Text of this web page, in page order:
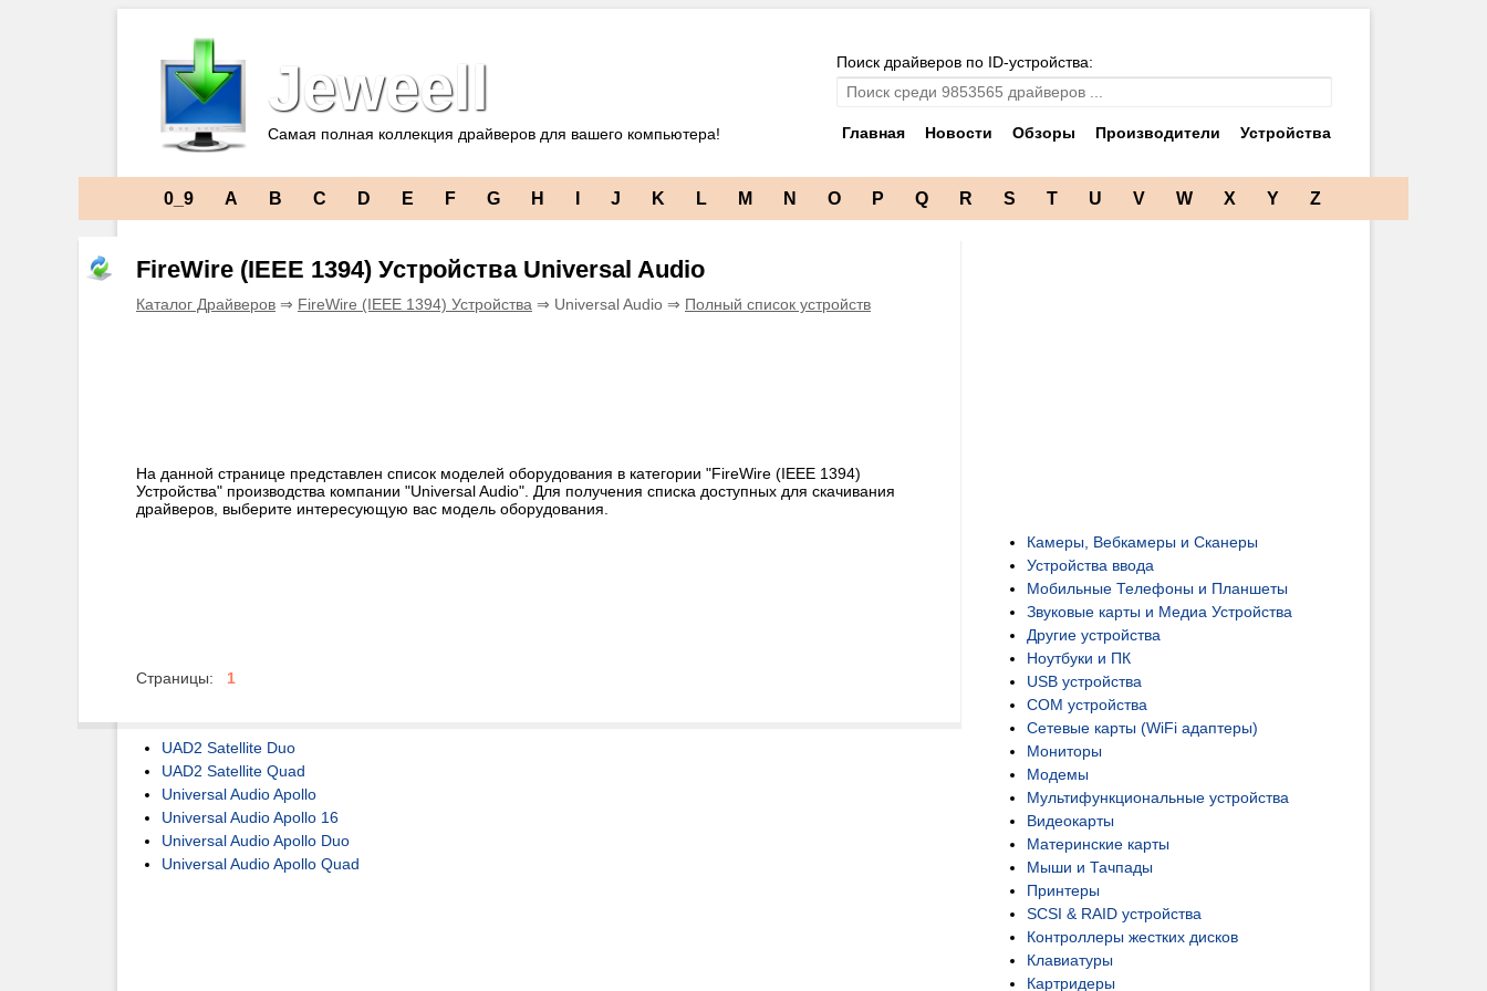
Jeweell
Самая полная коллекция драйверов для вашего компьютера!
Поиск драйверов по ID-устройства:
Главная Новости Обзоры Производители Устройства
0_9 A B C D E F G H J K L M N O P Q R S T U V W X Y Z
FireWire (IEEE 1394) Устройства Universal Audio
Каталог Драйверов ⇒ FireWire (IEEE 1394) Устройства ⇒ Universal Audio ⇒ Полный список устройств
На данной странице представлен список моделей оборудования в категории "FireWire (IEEE 1394)
Устройства" производства компании "Universal Audio". Для получения списка доступных для скачивания
драйверов, выберите интересующую вас модель оборудования.
Страницы: 1
UAD2 Satellite Duo
UAD2 Satellite Quad
Universal Audio Apollo
Universal Audio Apollo 16
Universal Audio Apollo Duo
Universal Audio Apollo Quad
Камеры, Вебкамеры и Сканеры
Устройства ввода
Мобильные Телефоны и Планшеты
Звуковые карты и Медиа Устройства
Другие устройства
Ноутбуки и ПК
USB устройства
COM устройства
Сетевые карты (WiFi адаптеры)
Мониторы
Модемы
Мультифункциональные устройства
Видеокарты
Материнские карты
Мыши и Тачпады
Принтеры
SCSI & RAID устройства
Контроллеры жестких дисков
Клавиатуры
Картридеры